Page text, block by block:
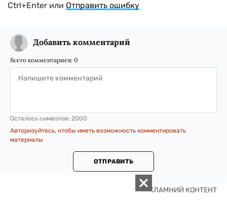
Ctrl+Enter или Отправить ошибку
Добавить комментарий
Всего комментариев: 0
Осталось символов: 2000
Авторизуйтесь, чтобы иметь возможность комментировать
материалы
ОТПРАВИТЬ